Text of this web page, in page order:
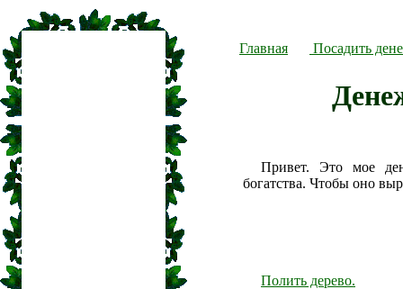
Главная Посадить
Привет. Это мое
богатства. Чтобы оно
Полить дерево.